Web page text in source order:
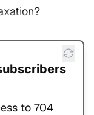
to 704